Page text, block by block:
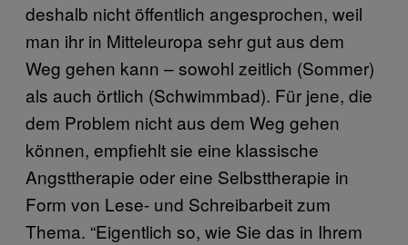
deshalb nicht öffentlich angesprochen, weil
man ihr in Mitteleuropa sehr gut aus dem
Weg gehen kann – sowohl zeitlich (Sommer)
als auch örtlich (Schwimmbad). Für jene, die
dem Problem nicht aus dem Weg gehen
können, empfiehlt sie eine klassische
Angsttherapie oder eine Selbsttherapie in
Form von Lese- und Schreibarbeit zum
Thema. “Eigentlich so, wie Sie das in Ihrem